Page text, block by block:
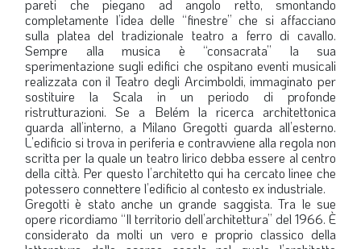
pareti che piegano ad angolo retto, smontando
completamente l’idea delle “finestre” che si affacciano
sulla platea del tradizionale teatro a ferro di cavallo.
Sempre alla musica è “consacrata” la sua
sperimentazione sugli edifici che ospitano eventi musicali
realizzata con il Teatro degli Arcimboldi, immaginato per
sostituire la Scala in un periodo di profonde
ristrutturazioni. Se a Belém la ricerca architettonica
guarda all’interno, a Milano Gregotti guarda all’esterno.
L’edificio si trova in periferia e contravviene alla regola non
scritta per la quale un teatro lirico debba essere al centro
della città. Per questo l’architetto qui ha cercato linee che
potessero connettere l’edificio al contesto ex industriale.
Gregotti è stato anche un grande saggista. Tra le sue
opere ricordiamo “Il territorio dell’architettura” del 1966. È
considerato da molti un vero e proprio classico della